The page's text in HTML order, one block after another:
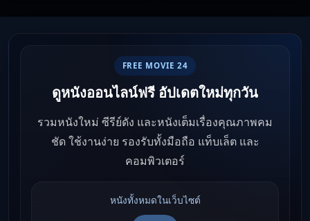
FREE MOVIE 24
ดูหนังออนไลน์ฟรี อัปเดตใหม่ทุกวัน
รวมหนังใหม่ ซีรีย์ดัง และหนังเต็มเรื่องคุณภาพคม
ชัด ใช้งานง่าย รองรับทั้งมือถือ แท็บเล็ต และ
คอมพิวเตอร์
หนังทั้งหมดในเว็บไซต์